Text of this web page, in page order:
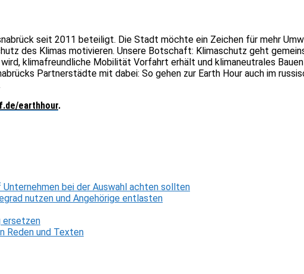
seit 2011 beteiligt. Die Stadt möchte ein Zeichen für mehr
des Klimas motivieren. Unsere Botschaft: Klimaschutz geht
klimafreundliche Mobilität Vorfahrt erhält und klimaneutrales
Partnerstädte mit dabei: So gehen zur Earth Hour auch im
earthhour.
Unternehmen bei der Auswahl achten sollten
nutzen und Angehörige entlasten
ersetzen
Reden und Texten